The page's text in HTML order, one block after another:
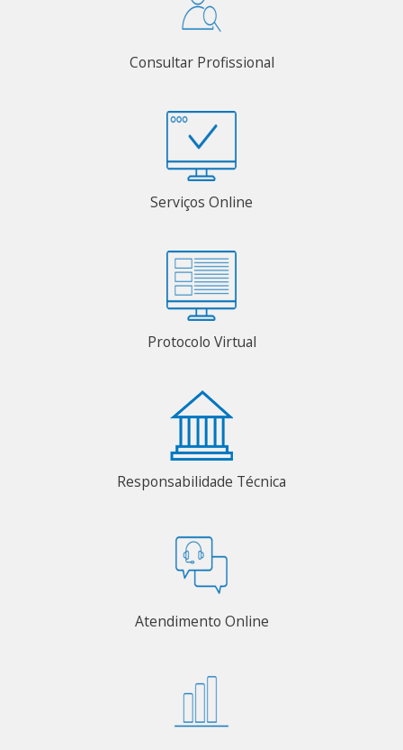
Consultar Profissional
Serviços Online
Protocolo Virtual
Responsabilidade Técnica
Atendimento Online